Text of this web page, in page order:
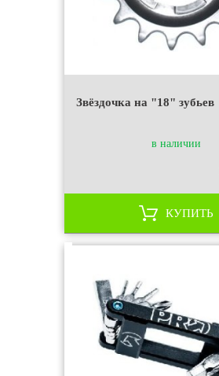
Звёздочка на "18" зубьев
в наличии
КУПИТЬ